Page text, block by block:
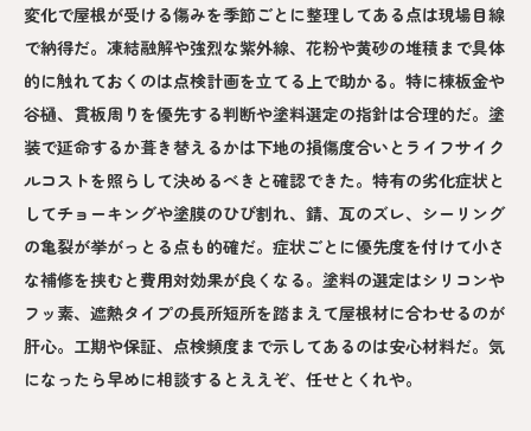
変化で屋根が受ける傷みを季節ごとに整理してある点は現場目線
で納得だ。凍結融解や強烈な紫外線、花粉や黄砂の堆積まで具体
的に触れておくのは点検計画を立てる上で助かる。特に棟板金や
谷樋、貫板周りを優先する判断や塗料選定の指針は合理的だ。塗
装で延命するか葺き替えるかは下地の損傷度合いとライフサイク
ルコストを照らして決めるべきと確認できた。特有の劣化症状と
してチョーキングや塗膜のひび割れ、錆、瓦のズレ、シーリング
の亀裂が挙がっとる点も的確だ。症状ごとに優先度を付けて小さ
な補修を挟むと費用対効果が良くなる。塗料の選定はシリコンや
フッ素、遮熱タイプの長所短所を踏まえて屋根材に合わせるのが
肝心。工期や保証、点検頻度まで示してあるのは安心材料だ。気
になったら早めに相談するとええぞ、任せとくれや。